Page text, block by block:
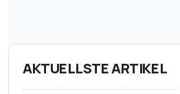
AKTUELLSTE ARTIKEL